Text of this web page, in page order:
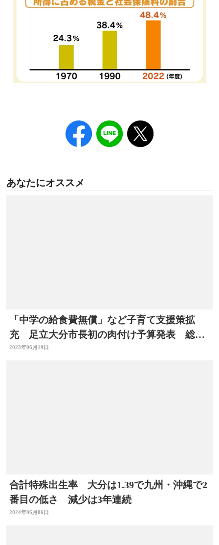
あなたにオススメ
「中学の給食費無償」など子育て支援策拡
充 足立大分市長初の肉付け予算発表 総額
過去最高に
2023年06月19日
合計特殊出生率 大分は1.39で九州・沖縄で2
番目の低さ 減少は3年連続
2024年06月06日